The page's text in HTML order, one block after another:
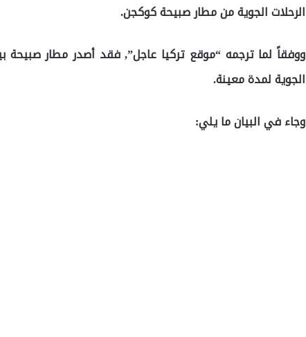
الرحلات الجوية من مطار صبيحة كوكجن.
ووفقاً لما ترجمه “موقع تركيا عاجل”, فقد أصدر مطار صبيحة
الجوية لمدة معينة.
وجاء في البيان ما يلي: